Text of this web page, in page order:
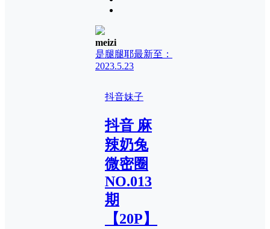
meizi
是腿腿耶最新至：
2023.5.23
抖音妹子
抖音 麻
辣奶兔
微密圈
NO.013
期
【20P】